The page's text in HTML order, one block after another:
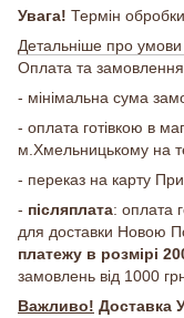
Увага! Термін
Детальніше про
Оплата та замовлення
- мінімальна сума
- оплата готівкою в
м.Хмельницькому на
- переказ на карту
- післяплата: оплата
для доставки Новою
платежу в розмірі
замовлень від 1000
Важливо! Доставка